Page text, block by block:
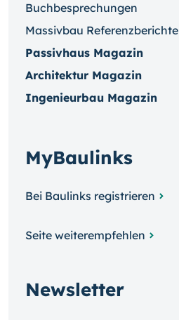
Buchbesprechungen
Massivbau Referenzberichte
Passivhaus Magazin
Architektur Magazin
Ingenieurbau Magazin
MyBaulinks
Bei Baulinks registrieren
Seite weiterempfehlen
Newsletter